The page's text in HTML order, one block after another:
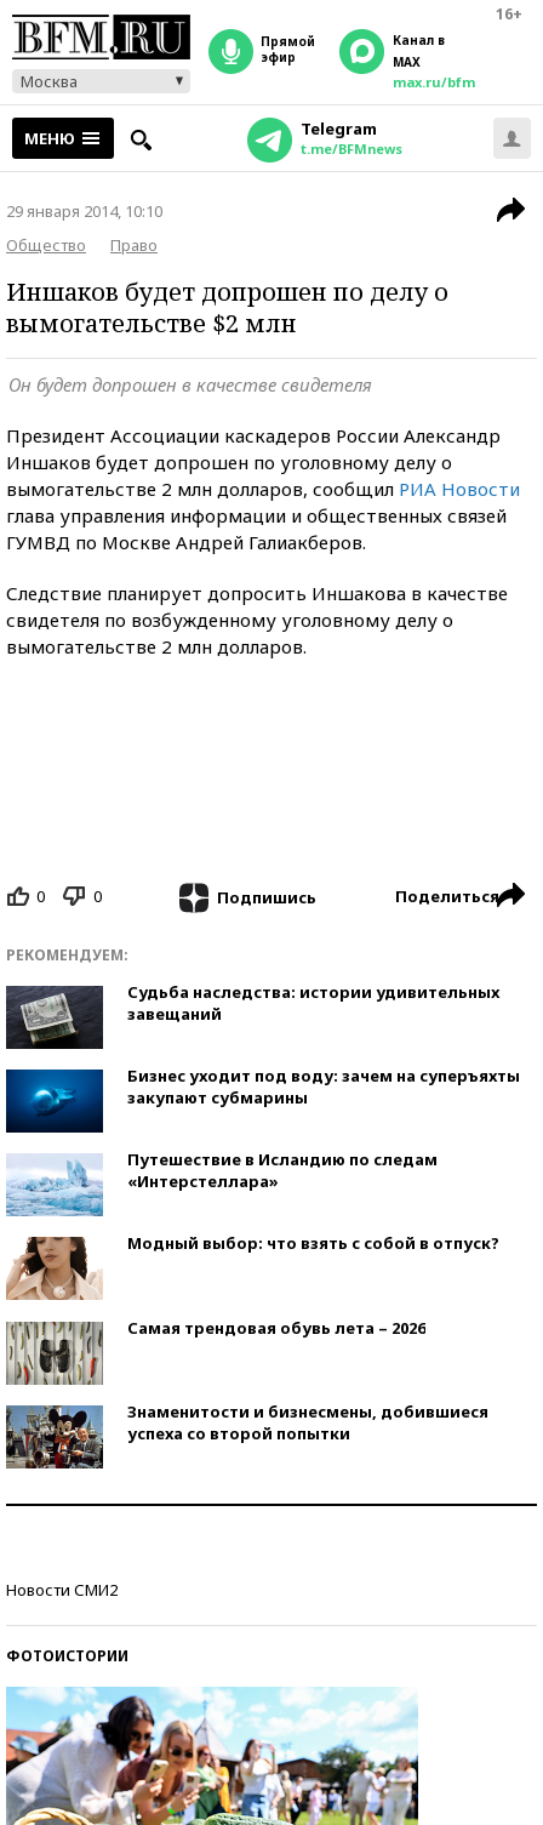
16+
Москва
прямой
эфир
Канал в
MAX
max.ru/bfm
МЕНЮ Telegram
t.me/BFMnews
29 января 2014, 10:10
Общество
Право
Иншаков будет допрошен по делу о
вымогательстве $2 млн
Он будет допрошен в качестве свидетеля
Президент Ассоциации каскадеров России Александр
Иншаков будет допрошен по уголовному делу о
вымогательстве 2 млн долларов, сообщил РИА Новости
глава управления информации и общественных связей
ГУМВД по Москве Андрей Галиакберов.
Следствие планирует допросить Иншакова в качестве
свидетеля по возбужденному уголовному делу о
вымогательстве 2 млн долларов.
0 0 Подпишись Поделиться
РЕКОМЕНДУЕМ:
Судьба наследства: истории удивительных
завещаний
Бизнес уходит под воду: зачем на суперъяхты
закупают субмарины
Путешествие в Исландию по следам
«Интерстеллара»
Модный выбор: что взять с собой в отпуск?
Самая трендовая обувь лета – 2026
Знаменитости и бизнесмены, добившиеся
успеха со второй попытки
Новости СМИ2
ФОТОИСТОРИИ